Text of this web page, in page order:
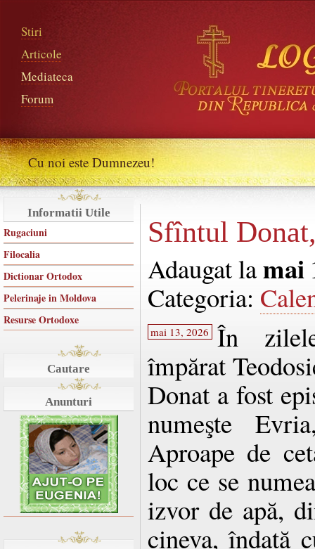
Stiri
Articole
Mediateca
Forum
Cu noi este Dumnezeu!
Informatii Utile
Rugaciuni
Filocalia
Dictionar Ortodox
Pelerinaje in Moldova
Resurse Ortodoxe
Cautare
Anunturi
Sfîntul
Adaugat lamai
Categoria:
mai 13, 2026
În
împărat
Donat a fost
numeşte
Aproape de
loc ce se
izvor de apă,
cineva, îndată